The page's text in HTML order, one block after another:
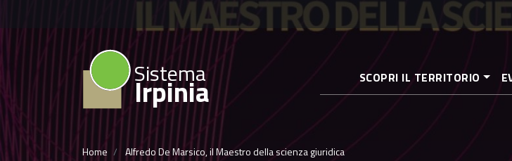
Salta
al
Sistema
Irpinia SCOPRI IL TERRITORIO
Home Alfredo De Marsico, il Maestro della scienza giuridica